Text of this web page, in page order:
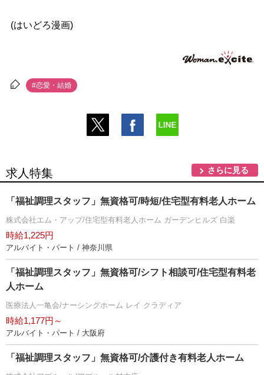
(はいどろ漫画)
#恋愛・結婚
求人特集 さらに見る
「福祉調理スタッフ」無資格可/時短/住宅型有料老人ホーム
株式会社エム・アップ/住宅型有料老人ホーム ガーデンヒルズ 白楽
時給1,225円
アルバイト・パート / 神奈川県
「福祉調理スタッフ」無資格可/シフト相談可/住宅型有料老
人ホーム
医療法人一亀会/ナーシングホーム レイ クラディア
時給1,177円～
アルバイト・パート / 大阪府
「福祉調理スタッフ」無資格可/介護付き有料老人ホーム